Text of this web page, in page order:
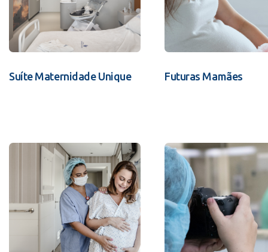
Suíte Maternidade Unique Futuras Mamães